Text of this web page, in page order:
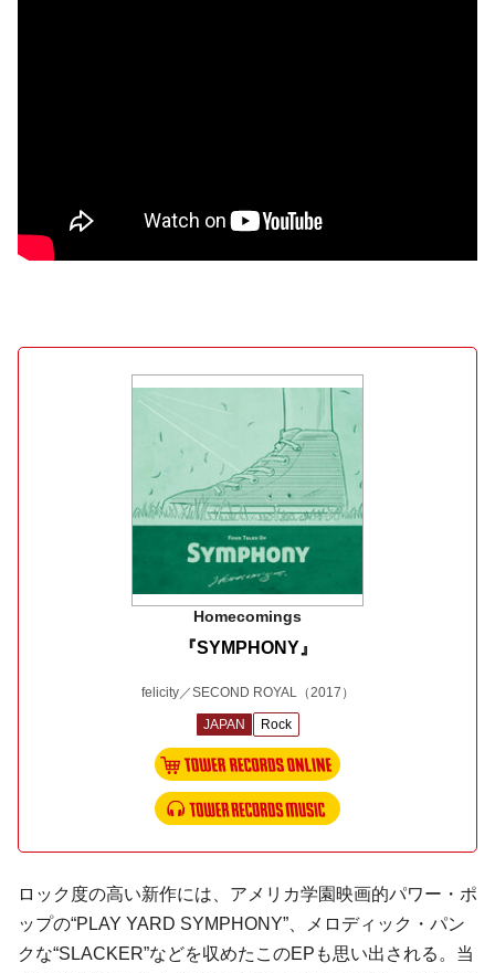
Homecomings
『SYMPHONY』
felicity／SECOND ROYAL（2017）
JAPAN Rock
ロック度の高い新作には、アメリカ学園映画的パワー・ポ
ップの“PLAY YARD SYMPHONY”、メロディック・パン
クな“SLACKER”などを収めたこのEPも思い出される。当